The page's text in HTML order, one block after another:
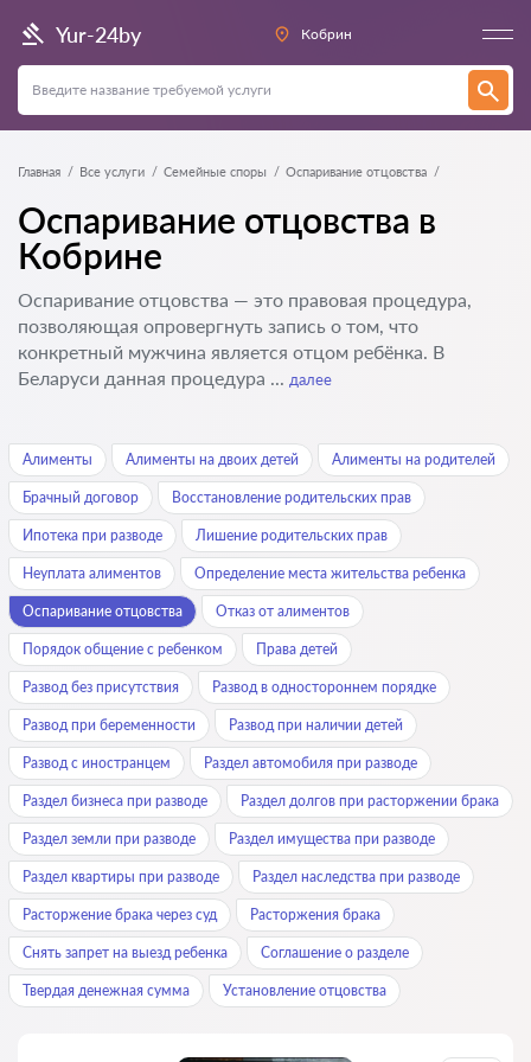
Yur-24by Кобрин
Главная Все услуги Семейные споры Оспаривание отцовства
Оспаривание отцовства в
Кобрине
Оспаривание отцовства — это правовая процедура,
позволяющая опровергнуть запись о том, что
конкретный мужчина является отцом ребёнка. В
Беларуси данная процедура ... далее
Алименты Алименты на двоих детей Алименты на родителей
Брачный договор Восстановление родительских прав
Ипотека при разводе Лишение родительских прав
Неуплата алиментов Определение места жительства ребенка
Оспаривание отцовства Отказ от алиментов
Порядок общение с ребенком Права детей
Развод без присутствия Развод в одностороннем порядке
Развод при беременности Развод при наличии детей
Развод с иностранцем Раздел автомобиля при разводе
Раздел бизнеса при разводе Раздел долгов при расторжении брака
Раздел земли при разводе Раздел имущества при разводе
Раздел квартиры при разводе Раздел наследства при разводе
Расторжение брака через суд Расторжения брака
Снять запрет на выезд ребенка Соглашение о разделе
Твердая денежная сумма Установление отцовства